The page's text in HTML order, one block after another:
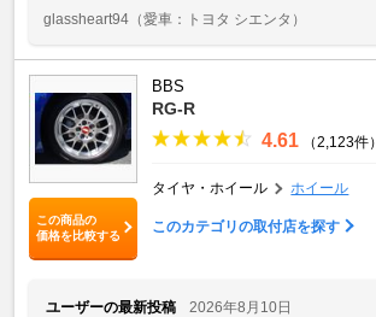
glassheart94 （愛車：トヨタ シエンタ）
この商品の
価格を比較する
BBS
RG-R
4.61 （2,123件）
タイヤ・ホイール ホイール
このカテゴリの取付店を探す
ユーザーの最新投稿
2026年8月10日